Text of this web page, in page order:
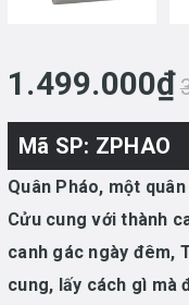
1.499.000₫
Mã SP: ZPHAO
Quân Pháo, một
Cửu cung với thành
canh gác ngày đêm,
cung, lấy cách gì mà